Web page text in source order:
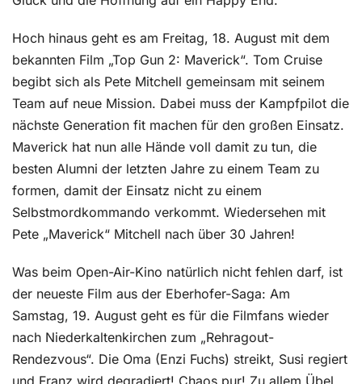
Hoch hinaus geht es am Freitag, 18. August mit dem
bekannten Film „Top Gun 2: Maverick“. Tom Cruise
begibt sich als Pete Mitchell gemeinsam mit seinem
Team auf neue Mission. Dabei muss der Kampfpilot die
nächste Generation fit machen für den großen Einsatz.
Maverick hat nun alle Hände voll damit zu tun, die
besten Alumni der letzten Jahre zu einem Team zu
formen, damit der Einsatz nicht zu einem
Selbstmordkommando verkommt. Wiedersehen mit
Pete „Maverick“ Mitchell nach über 30 Jahren!
Was beim Open-Air-Kino natürlich nicht fehlen darf, ist
der neueste Film aus der Eberhofer-Saga: Am
Samstag, 19. August geht es für die Filmfans wieder
nach Niederkaltenkirchen zum „Rehragout-
Rendezvous“. Die Oma (Enzi Fuchs) streikt, Susi regiert